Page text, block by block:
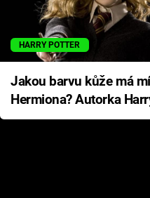
HARRY POTTER
Jakou barvu kůže má
Hermiona? Autorka
Pottera přišla s ráznou